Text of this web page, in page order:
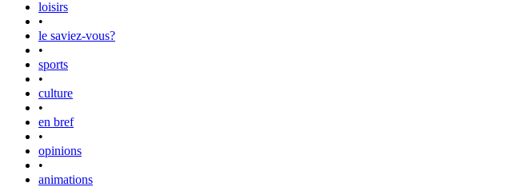
loisirs
•
le saviez-vous?
•
sports
•
culture
•
en bref
•
opinions
•
animations